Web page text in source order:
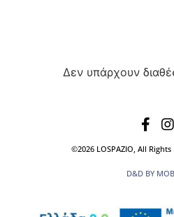
Δεν υπάρχουν
©2026 LOSPAZIO, All
D&D BY